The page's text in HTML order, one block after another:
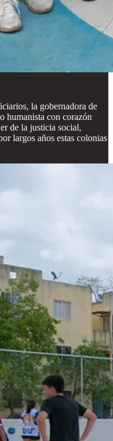
la gobernadora de
humanista con corazón
de la justicia social,
largos años estas colonias